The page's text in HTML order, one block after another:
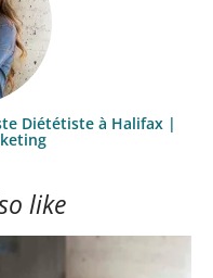
Diététiste à Halifax |
like